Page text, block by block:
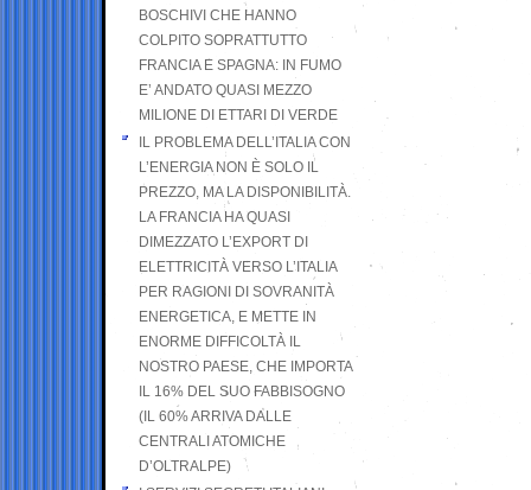
BOSCHIVI CHE HANNO
COLPITO SOPRATTUTTO
FRANCIA E SPAGNA: IN FUMO
E’ ANDATO QUASI MEZZO
MILIONE DI ETTARI DI VERDE
IL PROBLEMA DELL’ITALIA CON
L’ENERGIA NON È SOLO IL
PREZZO, MA LA DISPONIBILITÀ.
LA FRANCIA HA QUASI
DIMEZZATO L’EXPORT DI
ELETTRICITÀ VERSO L’ITALIA
PER RAGIONI DI SOVRANITÀ
ENERGETICA, E METTE IN
ENORME DIFFICOLTÀ IL
NOSTRO PAESE, CHE IMPORTA
IL 16% DEL SUO FABBISOGNO
(IL 60% ARRIVA DALLE
CENTRALI ATOMICHE
D’OLTRALPE)